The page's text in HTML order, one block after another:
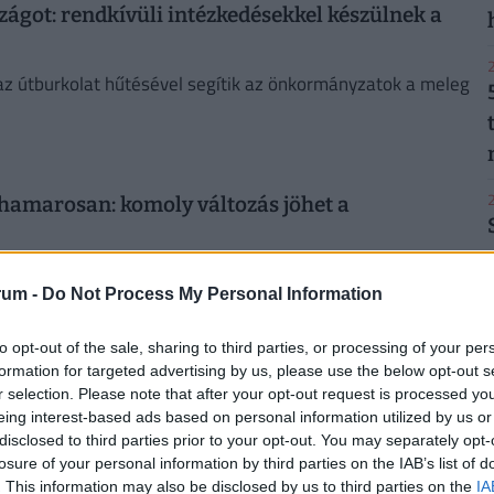
- Do Not Process My Personal Information
opt-out of the sale, sharing to third parties, or processing of your
for targeted advertising by us, please use the below opt-out
selection. Please note that after your opt-out request is processed
interest-based ads based on personal information utilized by us
to third parties prior to your opt-out. You may separately
of your personal information by third parties on the IAB’s list of
This information may also be disclosed by us to third parties on the
rendkívüli intézkedésekkel készülnek a
útburkolat hűtésével segítik az önkormányzatok a meleg
komoly változás jöhet a
lenne, az e feletti fogyasztásért pedig sávosan növekvő
Budapestnek, itt a kormány döntése
Budapestnek idén semmit sem kell